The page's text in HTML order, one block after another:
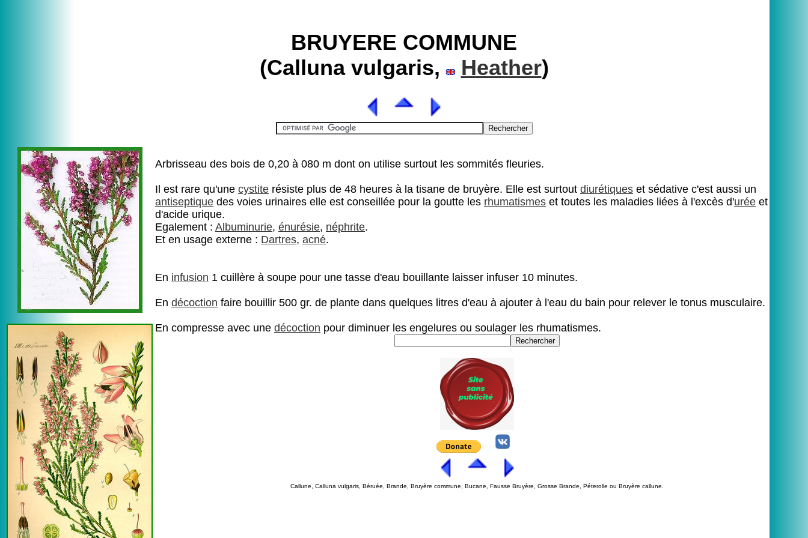
BRUYERE COMMUNE
(Calluna vulgaris,
Heather)
Arbrisseau des bois de 0,20 à 080 m dont on utilise surtout les sommités fleuries.
Il est rare qu'une cystite résiste plus de 48 heures à la tisane de bruyère. Elle est surtout diurétiques et sédative c'est aussi un
antiseptique des voies urinaires elle est conseillée pour la goutte les rhumatismes et toutes les maladies liées à l'excès d'urée et
d'acide urique.
Egalement : Albuminurie, énurésie, néphrite.
Et en usage externe : Dartres, acné.
En infusion 1 cuillère à soupe pour une tasse d'eau bouillante laisser infuser 10 minutes.
En décoction faire bouillir 500 gr. de plante dans quelques litres d'eau à ajouter à l'eau du bain pour relever le tonus musculaire.
En compresse avec une décoction pour diminuer les engelures ou soulager les rhumatismes.
Callune, Calluna vulgaris, Béruée, Brande, Bruyère commune, Bucane, Fausse Bruyère, Grosse Brande, Péterolle ou Bruyère callune.